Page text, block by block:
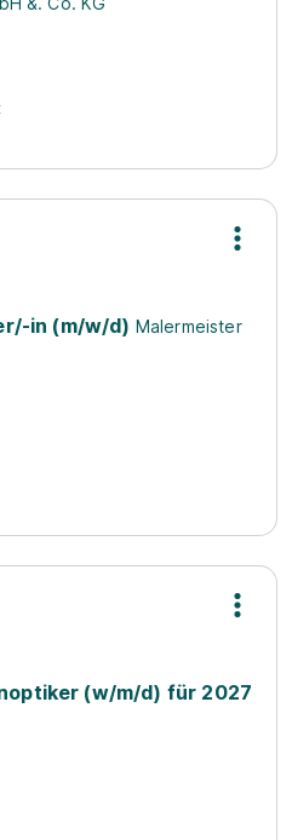
in (m/w/d) Malermeister
(w/m/d) für 2027